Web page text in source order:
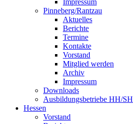
Impressum
Pinneberg/Rantzau
Aktuelles
Berichte
Termine
Kontakte
Vorstand
Mitglied werden
Archiv
Impressum
Downloads
Ausbildungsbetriebe HH/SH
Hessen
Vorstand